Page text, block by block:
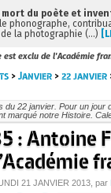
exclu de l'Académie
>Janvier >22 janvier
du 22 janvier. Pour un jour
marqué notre Histoire.
: Antoine
21 JANVIER 2013 , par
du poète et
phonographe,
de la photographie (…)